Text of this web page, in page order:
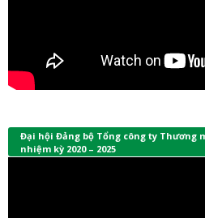
Đại hội Đảng bộ Tổng công ty Thương
nhiệm kỳ 2020 – 2025